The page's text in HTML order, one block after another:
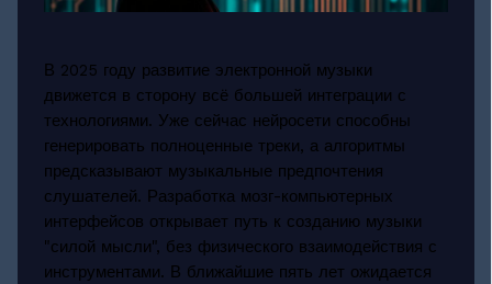
В 2025 году развитие электронной музыки
движется в сторону всё большей интеграции с
технологиями. Уже сейчас нейросети способны
генерировать полноценные треки, а алгоритмы
предсказывают музыкальные предпочтения
слушателей. Разработка мозг-компьютерных
интерфейсов открывает путь к созданию музыки
"силой мысли", без физического взаимодействия с
инструментами. В ближайшие пять лет ожидается